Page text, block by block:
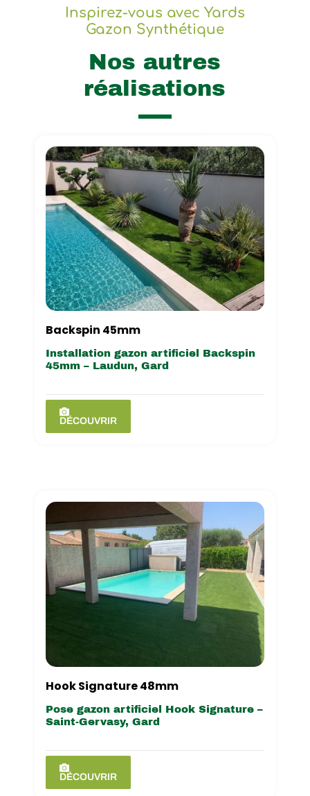
Inspirez-vous avec Yards
Gazon Synthétique
Nos autres
réalisations
Backspin 45mm
Installation gazon artificiel Backspin
45mm – Laudun, Gard
DÉCOUVRIR
Hook Signature 48mm
Pose gazon artificiel Hook Signature –
Saint-Gervasy, Gard
DÉCOUVRIR